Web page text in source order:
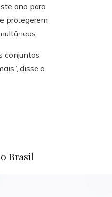
ano para
protegerem
conjuntos
disse o
Brasil